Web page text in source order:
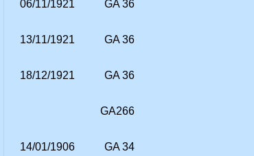
GA 36
06/11/1921
GA 36
13/11/1921
GA 36
18/12/1921
GA266
GA 34
14/01/1906